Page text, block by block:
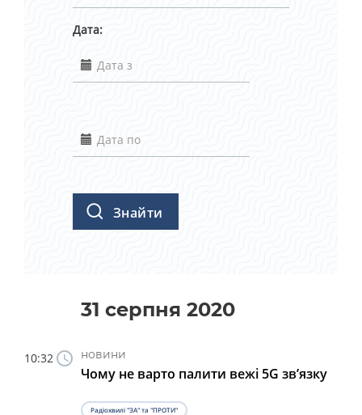
Дата:
Знайти
31 серпня 2020
новини
Чому не варто палити вежі 5G зв’язку
10:32
Радіохвилі "ЗА" та "ПРОТИ"